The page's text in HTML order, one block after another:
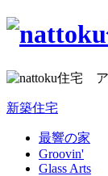
新築住宅
最響の家
Groovin'
Glass Arts